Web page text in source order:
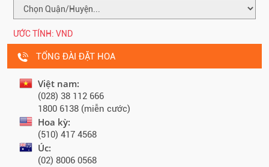
ƯỚC TÍNH: VND
TỔNG ĐÀI ĐẶT HOA
Việt nam:
(028) 38 112 666
1800 6138 (miễn cước)
Hoa kỳ:
(510) 417 4568
Úc:
(02) 8006 0568